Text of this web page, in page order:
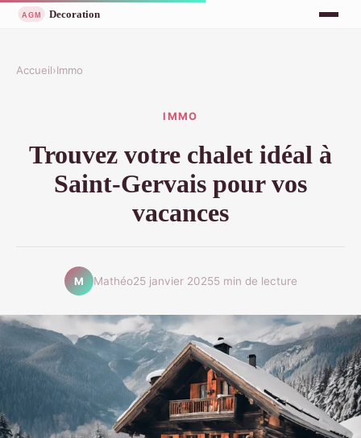
Accueil›Immo
IMMO
Trouvez votre chalet idéal à
Saint-Gervais pour vos
vacances
M Mathéo25 janvier 20255 min de lecture